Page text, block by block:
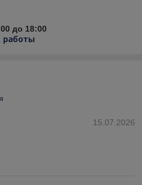
до 18:00
работы
15.07.2026